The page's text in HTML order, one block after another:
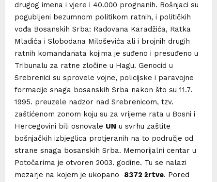
drugog imena i vjere i 40.000 prognanih. Bošnjaci su
pogubljeni bezumnom politikom ratnih, i političkih
vođa Bosanskih Srba: Radovana Karadžića, Ratka
Mladića i Slobodana Miloševića ali i brojnih drugih
ratnih komandanata kojima je suđeno i presuđeno u
Tribunalu za ratne zločine u Hagu. Genocid u
Srebrenici su sprovele vojne, policijske i paravojne
formacije snaga bosanskih Srba nakon što su 11.7.
1995. preuzele nadzor nad Srebrenicom, tzv.
zaštićenom zonom koju su za vrijeme rata u Bosni i
Hercegovini bili osnovale UN u svrhu zaštite
bošnjačkih izbjeglica protjeranih na to područje od
strane snaga bosanskih Srba. Memorijalni centar u
Potočarima je otvoren 2003. godine. Tu se nalazi
mezarje na kojem je ukopano 8372 žrtve. Pored